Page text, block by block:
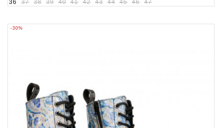
36 37 38 39 40 41 42 43 44 45 46 47
-30%